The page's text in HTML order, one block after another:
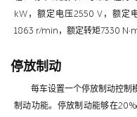
kW，额定电压2550 V，额定
1863 r/min，额定转矩7330
停放制动
每车设置一个停放制动控制
制动功能。停放制动能够在